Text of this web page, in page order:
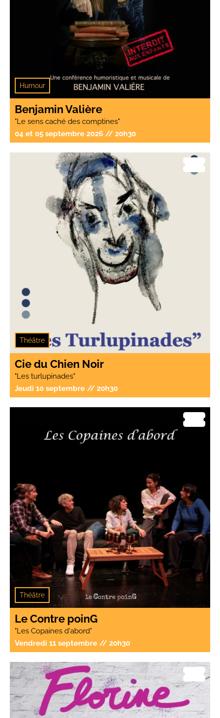
Humour
Benjamin Valière
"Le sens caché des comptines"
04 et 05 septembre 2026 // 20h30
Théâtre
Cie du Chien Noir
"Les turlupinades"
Jeudi 10 septembre // 20h30
Théâtre
Le Contre poinG
"Les Copaines d'abord"
Vendredi 11 septembre // 20h30